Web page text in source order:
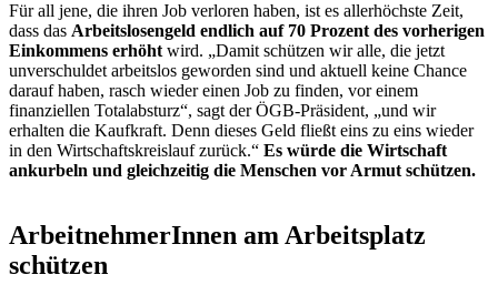
Für all jene, die ihren Job verloren haben, ist es allerhöchste Zeit,
dass das Arbeitslosengeld endlich auf 70 Prozent des vorherigen
Einkommens erhöhtwird. „Damit schützen wir alle, die jetzt
unverschuldet arbeitslos geworden sind und aktuell keine Chance
darauf haben, rasch wieder einen Job zu finden, vor einem
finanziellen Totalabsturz“, sagt der ÖGB-Präsident, „und wir
erhalten die Kaufkraft. Denn dieses Geld fließt eins zu eins wieder
in den Wirtschaftskreislauf zurück.“ Es würde die Wirtschaft
ankurbeln und gleichzeitig die Menschen vor Armut schützen.
ArbeitnehmerInnen am Arbeitsplatz
schützen